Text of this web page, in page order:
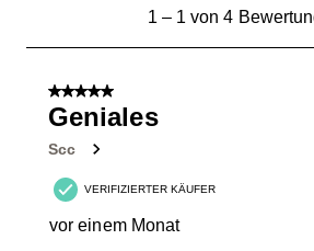
von
Bewertungen.
1– 1 von 4
5 von 5 Sternen.
Geniales
Scc
VERIFIZIERTER KÄUFER
vor einem Monat